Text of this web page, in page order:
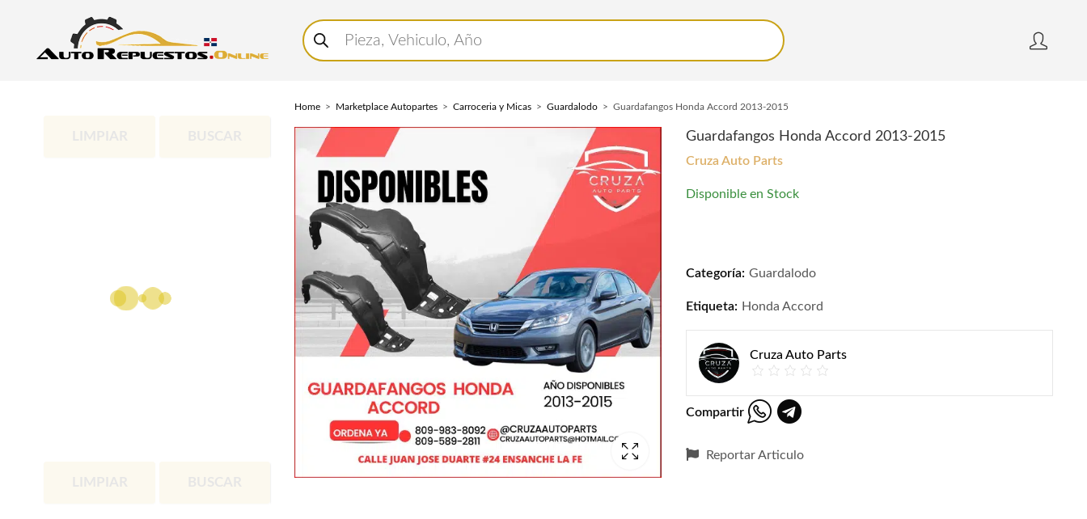
Buscar
productos
Home Marketplace Autopartes Carroceria y Micas Guardalodo Guardafangos Honda Accord 2013-2015
Guardafangos Honda Accord 2013-2015
Cruza Auto Parts
Disponible en Stock
Categoría: Guardalodo
Etiqueta: Honda Accord
Cruza Auto Parts
Compartir
Reportar Articulo